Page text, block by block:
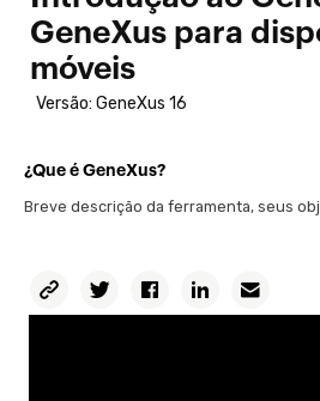
Universidades
Partners Acadêmicos
Versão: GeneXus 16
GeneXus para
móveis
¿Que é GeneXus?
Breve descrição da ferramenta, seus